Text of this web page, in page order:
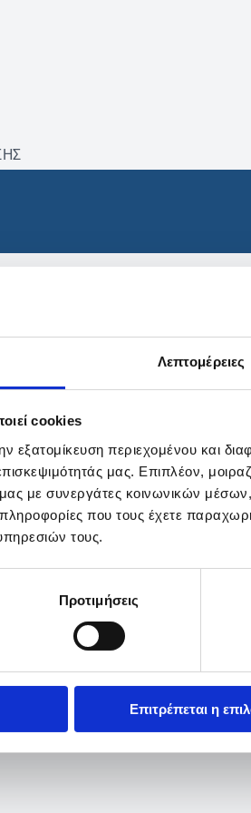
Λεπτομέρειες
cookies
εξατομίκευση περιεχομένου και
μας. Επιπλέον,
μας με συνεργάτες κοινωνικών
που τους έχετε
τους.
Προτιμήσεις
Επιτρέπεται η